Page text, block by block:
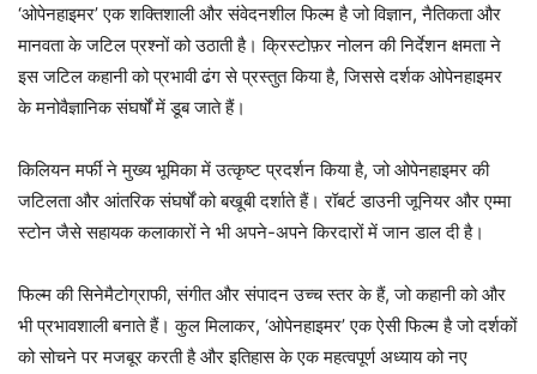
‘ओपेनहाइमर’ एक शक्तिशाली और संवेदनशील फिल्म है जो विज्ञान, नैतिकता और
मानवता के जटिल प्रश्नों को उठाती है। क्रिस्टोफ़र नोलन की निर्देशन क्षमता ने
इस जटिल कहानी को प्रभावी ढंग से प्रस्तुत किया है, जिससे दर्शक ओपेनहाइमर
के मनोवैज्ञानिक संघर्षों में डूब जाते हैं।
किलियन मर्फी ने मुख्य भूमिका में उत्कृष्ट प्रदर्शन किया है, जो ओपेनहाइमर की
जटिलता और आंतरिक संघर्षों को बखूबी दर्शाते हैं। रॉबर्ट डाउनी जूनियर और एम्मा
स्टोन जैसे सहायक कलाकारों ने भी अपने-अपने किरदारों में जान डाल दी है।
फिल्म की सिनेमैटोग्राफी, संगीत और संपादन उच्च स्तर के हैं, जो कहानी को और
भी प्रभावशाली बनाते हैं। कुल मिलाकर, ‘ओपेनहाइमर’ एक ऐसी फिल्म है जो दर्शकों
को सोचने पर मजबूर करती है और इतिहास के एक महत्वपूर्ण अध्याय को नए